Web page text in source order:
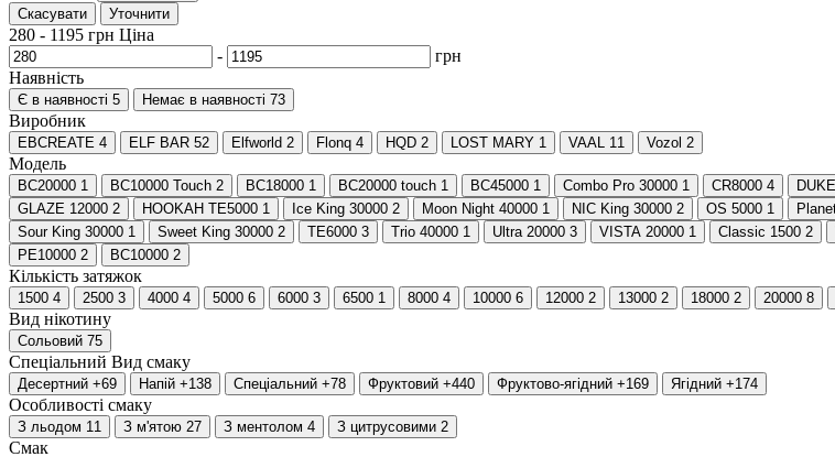
Скасувати
Уточнити
280 - 1195 грн Ціна
-
грн
Наявність
Є в наявності 5 Немає в наявності 73
Виробник
EBCREATE 4 ELF BAR 52 Elfworld 2 Flonq 4 HQD 2 LOST MARY 1 VAAL 11 Vozol 2
Модель
BC20000 1 BC10000 Touch 2 BC18000 1 BC20000 touch 1 BC45000 1 Combo Pro 30000 1 CR8000 4
GLAZE 12000 2 HOOKAH TE5000 1 Ice King 30000 2 Moon Night 40000 1 NIC King 30000 2 OS 5000 1
Sour King 30000 1 Sweet King 30000 2 TE6000 3 Trio 40000 1 Ultra 20000 3 VISTA 20000 1 Classic 1500 2
PE10000 2 BC10000 2
Кількість затяжок
1500 4 2500 3 4000 4 5000 6 6000 3 6500 1 8000 4 10000 6 12000 2 13000 2 18000 2 20000 8
Вид нікотину
Сольовий 75
Спеціальний Вид смаку
Десертний +69 Напій +138 Спеціальний +78 Фруктовий +440 Фруктово-ягідний +169 Ягідний +174
Особливості смаку
З льодом 11 З м'ятою 27 З ментолом 4 З цитрусовими 2
Смак